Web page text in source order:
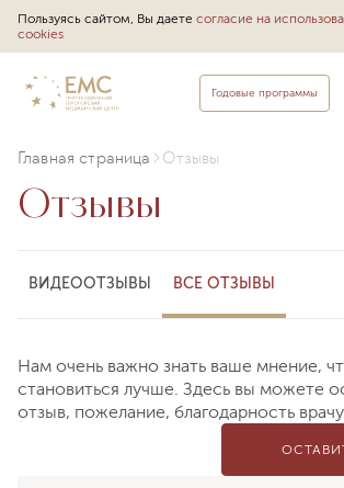
Пользуясь сайтом, Вы даете согласие на
cookies
Годовые программы
Главная страница Отзывы
Отзывы
ВИДЕООТЗЫВЫ ВСЕ ОТЗЫВЫ
Нам очень важно знать ваше мнение,
становиться лучше. Здесь вы можете
отзыв, пожелание, благодарность